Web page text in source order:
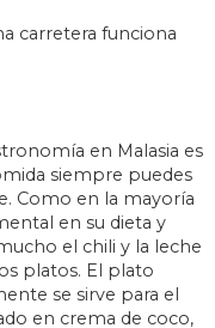
carretera funciona
en Malasia es
siempre puedes
Como en la mayoría
en su dieta y
el chili y la leche
platos. El plato
se sirve para el
en crema de coco,